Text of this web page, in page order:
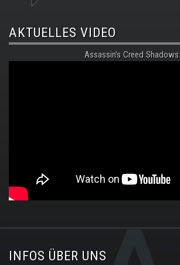
AKTUELLES VIDEO
Assassin's Creed Shadows:
.
INFOS ÜBER UNS